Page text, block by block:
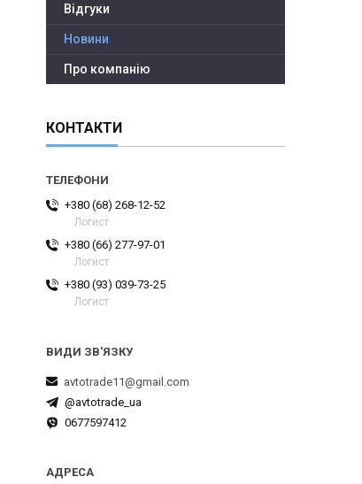
Відгуки
Новини
Про компанію
КОНТАКТИ
+380 (68) 268-12-52
Логист
+380 (66) 277-97-01
Логист
+380 (93) 039-73-25
Логист
avtotrade11@gmail.com
@avtotrade_ua
0677597412